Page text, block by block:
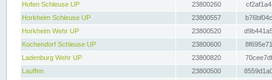
Hofen Schleuse UP
23800260
Horkheim Schleuse UP
23800557
Horkheim Wehr UP
23800520
Kochendorf Schleuse UP
23800600
Ladenburg Wehr UP
23800820
Lauffen
23800500